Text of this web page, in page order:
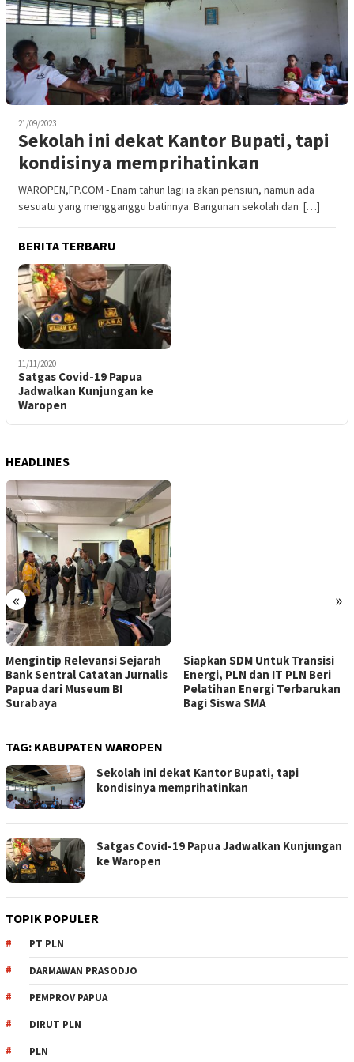
21/09/2023
Sekolah ini dekat Kantor Bupati, tapi
kondisinya memprihatinkan
WAROPEN,FP.COM - Enam tahun lagi ia akan pensiun, namun ada
sesuatu yang mengganggu batinnya. Bangunan sekolah dan […]
BERITA TERBARU
11/11/2020
Satgas Covid-19 Papua
Jadwalkan Kunjungan ke
Waropen
HEADLINES
« »
Mengintip Relevansi Sejarah
Bank Sentral Catatan Jurnalis
Papua dari Museum BI
Surabaya
Siapkan SDM Untuk Transisi
Energi, PLN dan IT PLN Beri
Pelatihan Energi Terbarukan
Bagi Siswa SMA
TAG: KABUPATEN WAROPEN
Sekolah ini dekat Kantor Bupati, tapi
kondisinya memprihatinkan
Satgas Covid-19 Papua Jadwalkan Kunjungan
ke Waropen
TOPIK POPULER
PT PLN
DARMAWAN PRASODJO
PEMPROV PAPUA
DIRUT PLN
PLN